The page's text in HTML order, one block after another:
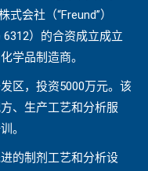
会社（“Freund”）
6312）的合资成立成立
学品制造商。
区，投资5000万元。该
、生产工艺和分析服
。
的制剂工艺和分析设